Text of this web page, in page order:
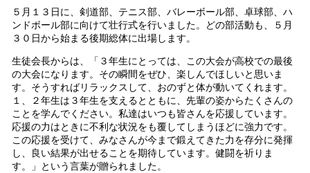
５月１３日に、剣道部、テニス部、バレーボール部、卓球部、ハ
ンドボール部に向けて壮行式を行いました。どの部活動も、５月
３０日から始まる後期総体に出場します。
生徒会長からは、「３年生にとっては、この大会が高校での最後
の大会になります。その瞬間をぜひ、楽しんでほしいと思いま
す。そうすればリラックスして、おのずと体が動いてくれます。
１、２年生は３年生を支えるとともに、先輩の姿からたくさんの
ことを学んでください。私達はいつも皆さんを応援しています。
応援の力はときに不利な状況をも覆してしまうほどに強力です。
この応援を受けて、みなさんが今まで鍛えてきた力を存分に発揮
し、良い結果が出せることを期待しています。健闘を祈りま
す。」という言葉が贈られました。